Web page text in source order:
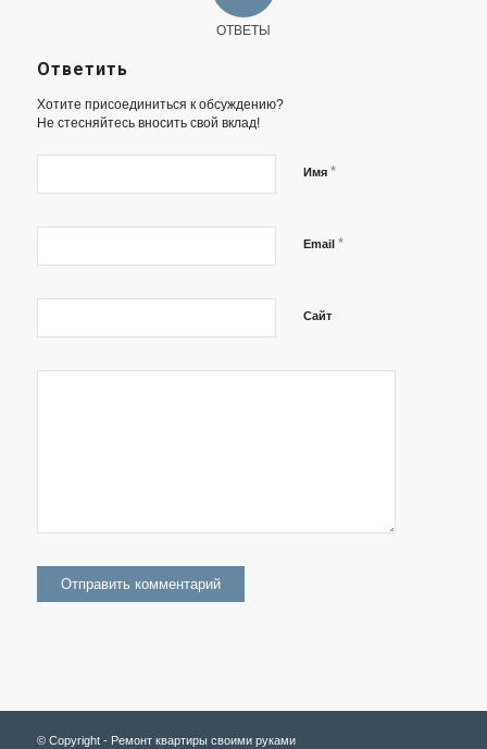
ОТВЕТЫ
Ответить
Хотите присоединиться к обсуждению?
Не стесняйтесь вносить свой вклад!
Имя *
Email *
Сайт
© Copyright - Ремонт квартиры своими руками